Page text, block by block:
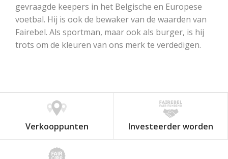
gevraagde keepers in het Belgische en Europese
voetbal. Hij is ook de bewaker van de waarden van
Fairebel. Als sportman, maar ook als burger, is hij
trots om de kleuren van ons merk te verdedigen.
Verkooppunten Investeerder worden